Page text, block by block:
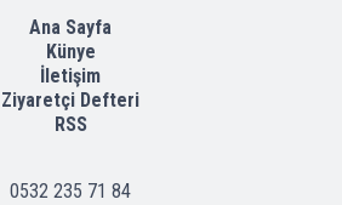
Ana Sayfa
Künye
İletişim
Ziyaretçi Defteri
RSS
0532 235 71 84